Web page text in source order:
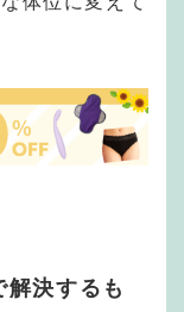
解決するも